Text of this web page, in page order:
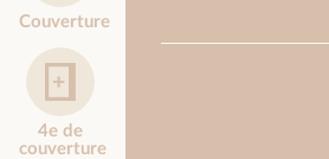
Couverture
4e de
couverture